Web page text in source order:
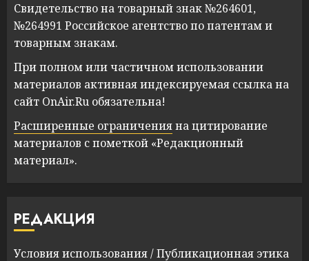
Свидетельство на товарный знак №264601,
№264991 Российское агентство по патентам и
товарным знакам.
При полном или частичном использовании
материалов активная индексируемая ссылка на
сайт OnAir.Ru обязательна!
Расширенные ограниченияна цитирование
материалов с пометкой «Редакционный
материал».
РЕДАКЦИЯ
Условия использования/Публикационная этика